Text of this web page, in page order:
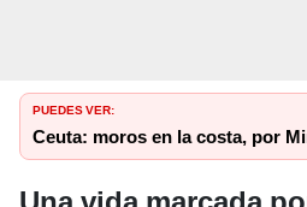
PUEDES VER:
Ceuta: moros en la costa, por